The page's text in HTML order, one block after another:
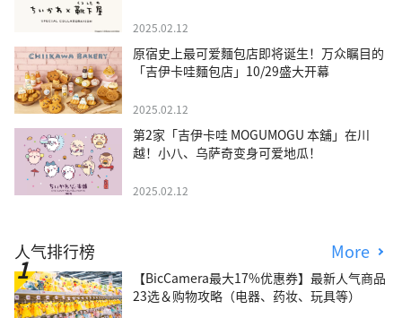
2025.02.12
原宿史上最可爱麵包店即将诞生！万众瞩目的
「吉伊卡哇麵包店」10/29盛大开幕
2025.02.12
第2家「吉伊卡哇 MOGUMOGU 本舖」在川
越！小八、乌萨奇变身可爱地瓜！
2025.02.12
人气排行榜 More
【BicCamera最大17%优惠券】最新人气商品
23选＆购物攻略（电器、药妆、玩具等）